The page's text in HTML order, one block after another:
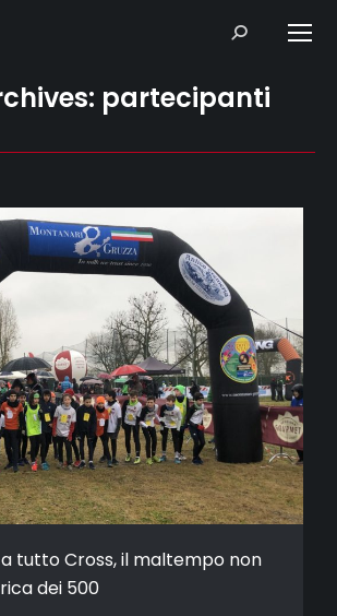
Search:
partecipanti
tutto Cross, il maltempo non
dei 500